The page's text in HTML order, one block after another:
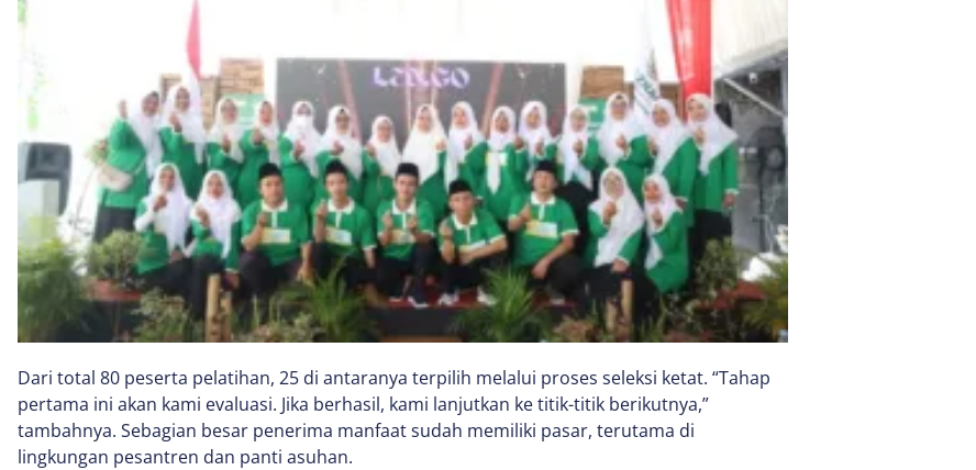
Dari total 80 peserta pelatihan, 25 di antaranya terpilih melalui proses seleksi ketat. “Tahap
pertama ini akan kami evaluasi. Jika berhasil, kami lanjutkan ke titik-titik berikutnya,”
tambahnya. Sebagian besar penerima manfaat sudah memiliki pasar, terutama di
lingkungan pesantren dan panti asuhan.